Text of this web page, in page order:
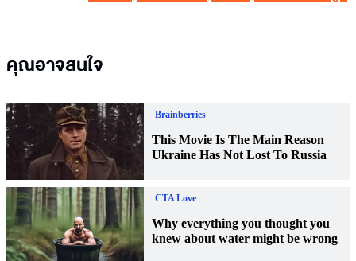
คุณอาจสนใจ